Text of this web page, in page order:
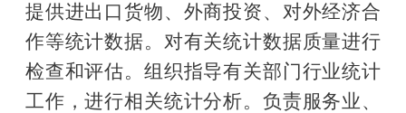
提供进出口货物、外商投资、对外经济合
作等统计数据。对有关统计数据质量进行
检查和评估。组织指导有关部门行业统计
工作，进行相关统计分析。负责服务业、